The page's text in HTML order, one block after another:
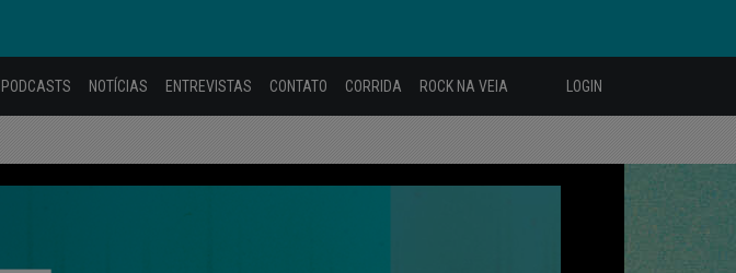
PODCASTS NOTÍCIAS ENTREVISTAS CONTATO CORRIDA ROCK NA VEIA LOGIN